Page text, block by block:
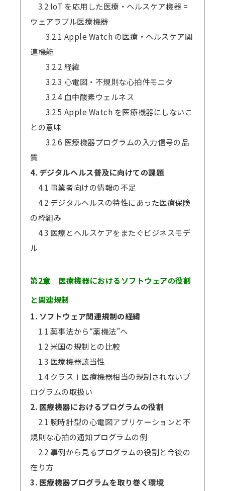
3.2 IoT を応用した医療・ヘルスケア機器 =
ウェアラブル医療機器
3.2.1 Apple Watch の医療・ヘルスケア関
連機能
3.2.2 経緯
3.2.3 心電図・不規則な心拍件モニタ
3.2.4 血中酸素ウェルネス
3.2.5 Apple Watch を医療機器にしないこ
との意味
3.2.6 医療機器プログラムの入力信号の品
質
4. デジタルヘルス普及に向けての課題
4.1 事業者向けの情報の不足
4.2 デジタルヘルスの特性にあった医療保険
の枠組み
4.3 医療とヘルスケアをまたぐビジネスモデ
ル
第2章 医療機器におけるソフトウェアの役割
と関連規制
1. ソフトウェア関連規制の経緯
1.1 薬事法から“薬機法”へ
1.2 米国の規制との比較
1.3 医療機器該当性
1.4 クラスⅠ医療機器相当の規制されないプ
ログラムの取扱い
2. 医療機器におけるプログラムの役割
2.1 腕時計型の心電図アプリケーションと不
規則な心拍の通知プログラムの例
2.2 事例から見るプログラムの役割と今後の
在り方
3. 医療機器プログラムを取り巻く環境